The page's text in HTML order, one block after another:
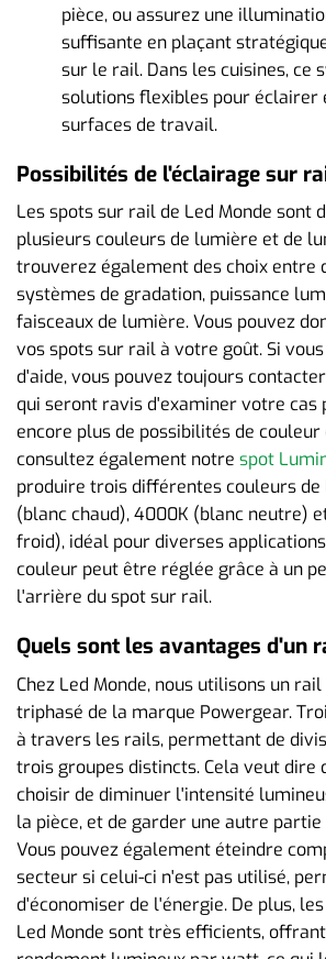
pièce, ou assurez une
suffisante en plaçant
sur le rail. Dans les cuisines, ce
solutions flexibles pour éclairer
surfaces de travail.
Possibilités de l'éclairage sur
Les spots sur rail de Led Monde sont
plusieurs couleurs de lumière et de
trouverez également des choix entre
systèmes de gradation, puissance
faisceaux de lumière. Vous pouvez
vos spots sur rail à votre goût. Si
d'aide, vous pouvez toujours
qui seront ravis d'examiner votre cas
encore plus de possibilités de
consultez également notre spot
produire trois différentes couleurs de
(blanc chaud), 4000K (blanc neutre)
froid), idéal pour diverses
couleur peut être réglée grâce à un
l'arrière du spot sur rail.
Quels sont les avantages d'un
Chez Led Monde, nous utilisons un
triphasé de la marque Powergear.
à travers les rails, permettant de
trois groupes distincts. Cela veut dire
choisir de diminuer l'intensité
la pièce, et de garder une autre
Vous pouvez également éteindre
secteur si celui-ci n'est pas utilisé,
d'économiser de l'énergie. De plus,
Led Monde sont très efficients,